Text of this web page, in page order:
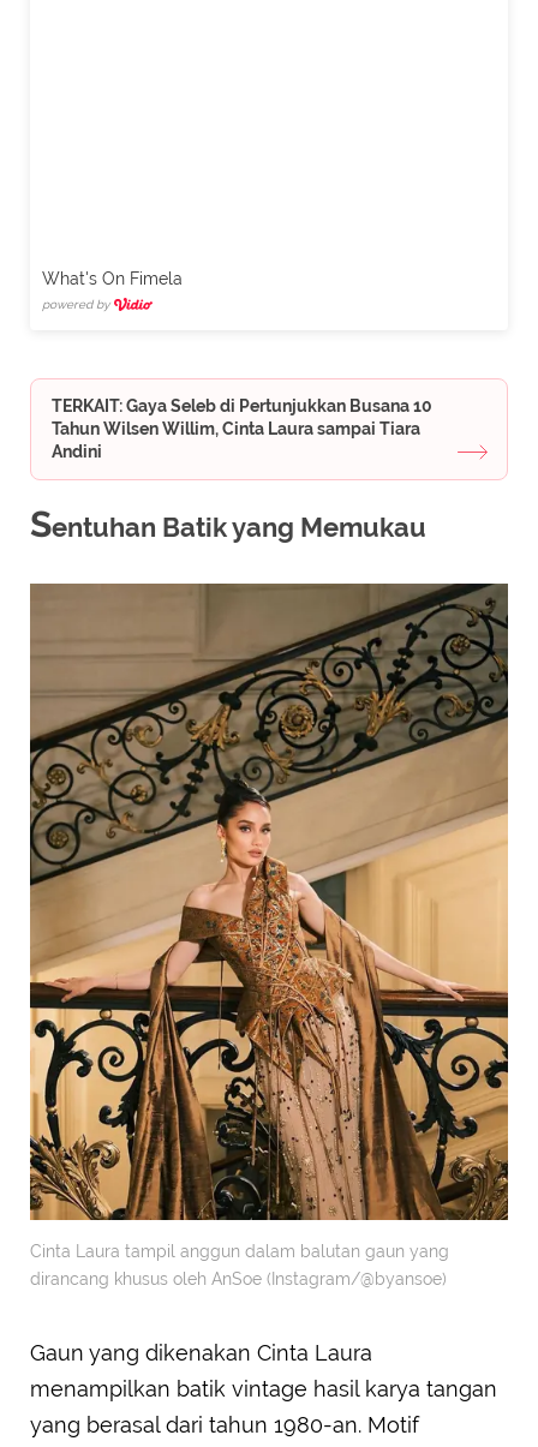
What's On Fimela
powered by
TERKAIT: Gaya Seleb di Pertunjukkan Busana 10
Tahun Wilsen Willim, Cinta Laura sampai Tiara
Andini
Sentuhan Batik yang Memukau
Cinta Laura tampil anggun dalam balutan gaun yang
dirancang khusus oleh AnSoe (Instagram/@byansoe)
Gaun yang dikenakan Cinta Laura
menampilkan batik vintage hasil karya tangan
yang berasal dari tahun 1980-an. Motif